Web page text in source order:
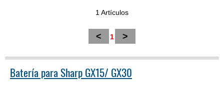
1 Artículos
< 1 >
Batería para Sharp GX15/ GX30